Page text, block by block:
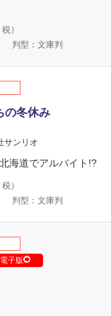
）
判型：文庫判
の冬休み
サンリオ
海道でアルバイト!?
）
判型：文庫判
電子版